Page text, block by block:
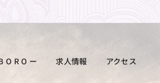
O R O ー 求人情報 アクセス